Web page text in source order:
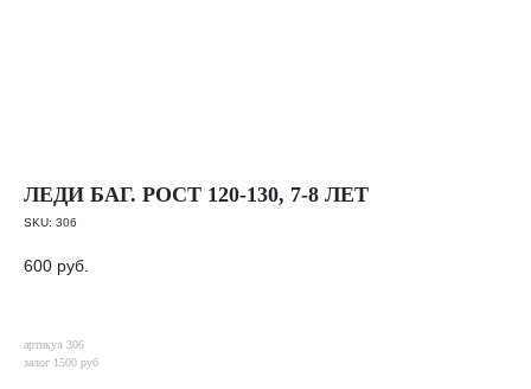
ЛЕДИ БАГ. РОСТ 120-130, 7-8 ЛЕТ
SKU: 306
600 руб.
артикул 306
залог 1500 руб